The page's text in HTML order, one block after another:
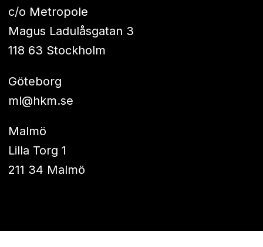
c/o Metropole
Magus Ladulåsgatan 3
118 63 Stockholm
Göteborg
ml@hkm.se
Malmö
Lilla Torg 1
211 34 Malmö